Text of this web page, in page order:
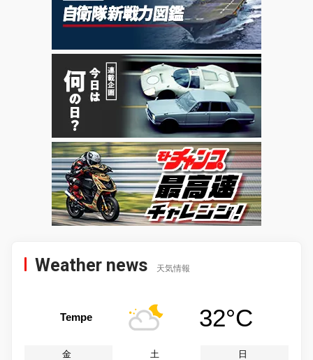
Weather news 天気情報
Tempe 32°C
金 土 日